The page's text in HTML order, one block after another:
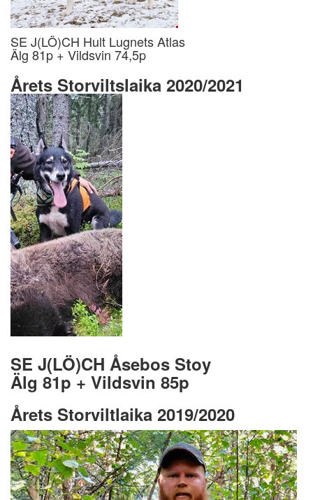
SE J(LÖ)CH Hult Lugnets Atlas
Älg 81p + Vildsvin 74,5p
Årets Storviltslaika 2020/2021
SE J(LÖ)CH Åsebos Stoy
Älg 81p + Vildsvin 85p
Årets Storviltlaika 2019/2020